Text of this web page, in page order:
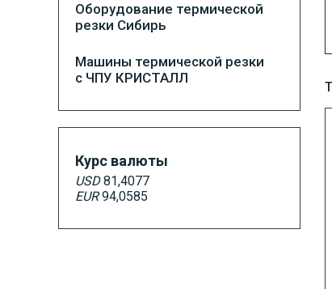
Оборудование термической
резки Сибирь
Машины термической резки
с ЧПУ КРИСТАЛЛ
Курс валюты
USD81,4077
EUR94,0585